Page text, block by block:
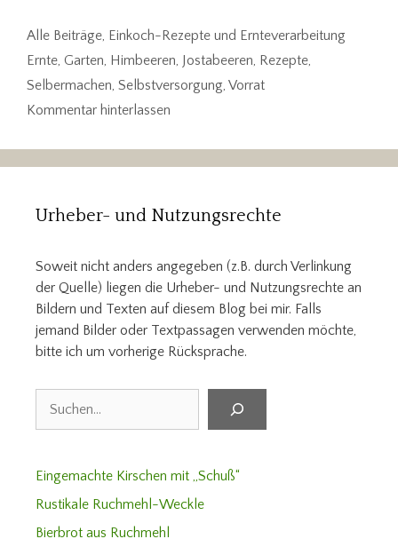
Kategorien
Alle Beiträge, Einkoch-Rezepte und Ernteverarbeitung
Schlagwörter
Ernte, Garten, Himbeeren, Jostabeeren, Rezepte,
Selbermachen, Selbstversorgung, Vorrat
Kommentar hinterlassen
Urheber- und Nutzungsrechte
Soweit nicht anders angegeben (z.B. durch Verlinkung
der Quelle) liegen die Urheber- und Nutzungsrechte an
Bildern und Texten auf diesem Blog bei mir. Falls
jemand Bilder oder Textpassagen verwenden möchte,
bitte ich um vorherige Rücksprache.
Suchen
Eingemachte Kirschen mit „Schuß“
Rustikale Ruchmehl-Weckle
Bierbrot aus Ruchmehl